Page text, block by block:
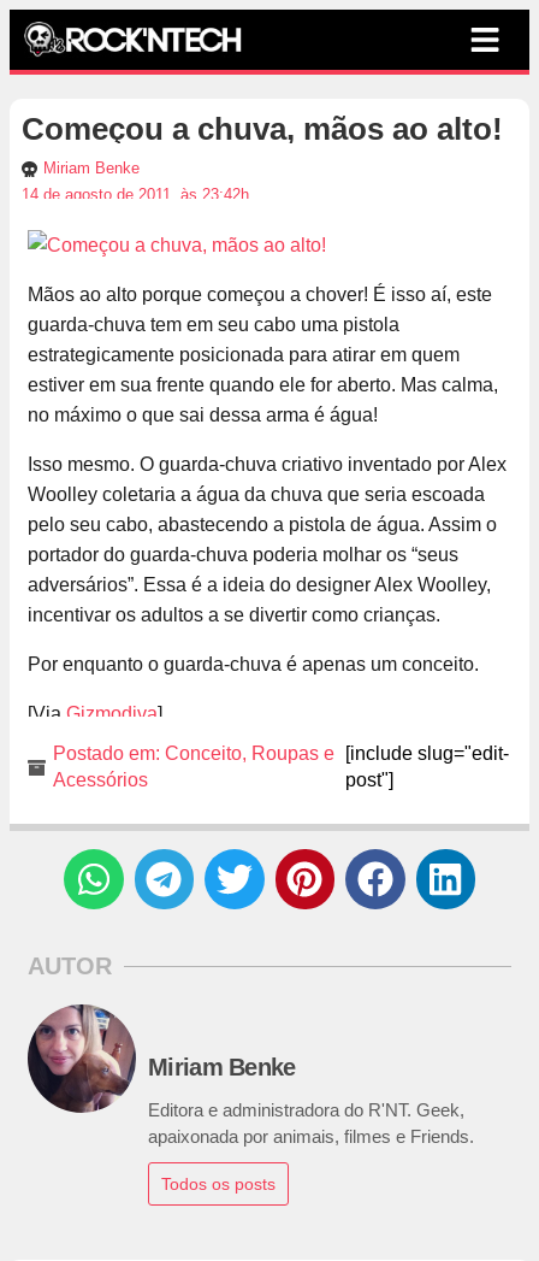
Começou a chuva, mãos ao alto!
Miriam Benke
14 de agosto de 2011, às 23:42h
Mãos ao alto porque começou a chover! É isso aí, este
guarda-chuva tem em seu cabo uma pistola
estrategicamente posicionada para atirar em quem
estiver em sua frente quando ele for aberto. Mas calma,
no máximo o que sai dessa arma é água!
Isso mesmo. O guarda-chuva criativo inventado por Alex
Woolley coletaria a água da chuva que seria escoada
pelo seu cabo, abastecendo a pistola de água. Assim o
portador do guarda-chuva poderia molhar os “seus
adversários”. Essa é a ideia do designer Alex Woolley,
incentivar os adultos a se divertir como crianças.
Por enquanto o guarda-chuva é apenas um conceito.
[Via Gizmodiva]
Postado em: Conceito, Roupas e
Acessórios
[include slug="edit-
post"]
AUTOR
Miriam Benke
Editora e administradora do R'NT. Geek,
apaixonada por animais, filmes e Friends.
Todos os posts